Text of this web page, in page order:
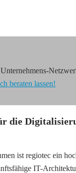
beraten lassen!
die
ist regiotec ein
IT-